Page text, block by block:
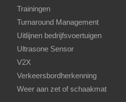
Trainingen
Turnaround Management
Uitlijnen bedrijfsvoertuigen
Ultrasone Sensor
V2X
Verkeersbordherkenning
Weer aan zet of schaakmat